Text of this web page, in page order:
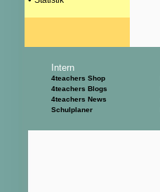
Intern
4teachers Shop
4teachers Blogs
4teachers News
Schulplaner